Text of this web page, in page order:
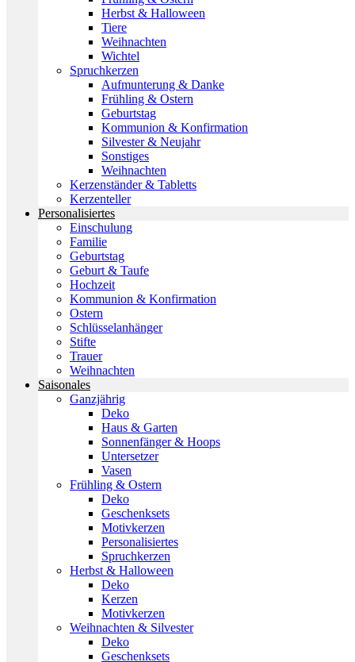
Herbst & Halloween
Tiere
Weihnachten
Wichtel
Spruchkerzen
Aufmunterung & Danke
Frühling & Ostern
Geburtstag
Kommunion & Konfirmation
Silvester & Neujahr
Sonstiges
Weihnachten
Kerzenständer & Tabletts
Kerzenteller
Personalisiertes
Einschulung
Familie
Geburtstag
Geburt & Taufe
Hochzeit
Kommunion & Konfirmation
Ostern
Schlüsselanhänger
Stifte
Trauer
Weihnachten
Saisonales
Ganzjährig
Deko
Haus & Garten
Sonnenfänger & Hoops
Untersetzer
Vasen
Frühling & Ostern
Deko
Geschenksets
Motivkerzen
Personalisiertes
Spruchkerzen
Herbst & Halloween
Deko
Kerzen
Motivkerzen
Weihnachten & Silvester
Deko
Geschenksets